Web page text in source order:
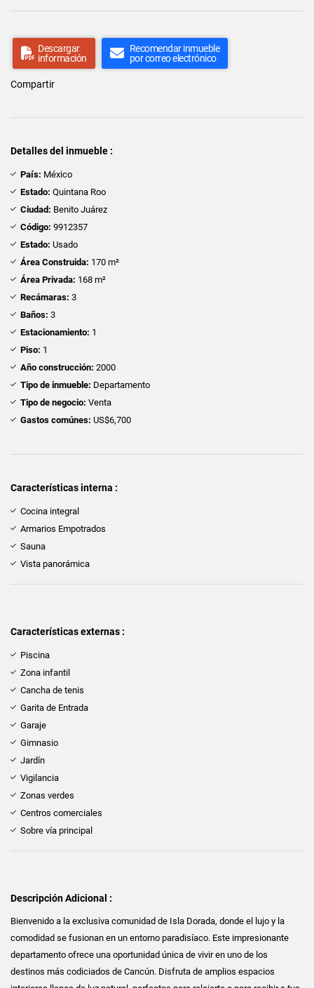
Descargar
información
Recomendar inmueble
por correo electrónico
Compartir
Detalles del inmueble :
País: México
Estado: Quintana Roo
Ciudad: Benito Juárez
Código: 9912357
Estado: Usado
Área Construida: 170 m²
Área Privada: 168 m²
Recámaras: 3
Baños: 3
Estacionamiento: 1
Piso: 1
Año construcción: 2000
Tipo de inmueble: Departamento
Tipo de negocio: Venta
Gastos comúnes: US$6,700
Características interna :
Cocina integral
Armarios Empotrados
Sauna
Vista panorámica
Características externas :
Piscina
Zona infantil
Cancha de tenis
Garita de Entrada
Garaje
Gimnasio
Jardín
Vigilancia
Zonas verdes
Centros comerciales
Sobre vía principal
Descripción Adicional :
Bienvenido a la exclusiva comunidad de Isla Dorada, donde el lujo y la
comodidad se fusionan en un entorno paradisíaco. Este impresionante
departamento ofrece una oportunidad única de vivir en uno de los
destinos más codiciados de Cancún. Disfruta de amplios espacios